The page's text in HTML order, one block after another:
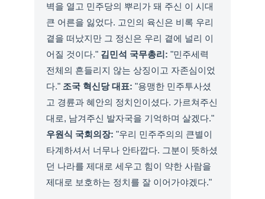
벽을 열고 민주당의 뿌리가 돼 주신 이 시대
큰 어른을 잃었다. 고인의 육신은 비록 우리
곁을 떠났지만 그 정신은 우리 곁에 널리 이
어질 것이다." 김민석 국무총리: "민주세력
전체의 흔들리지 않는 상징이고 자존심이었
다." 조국 혁신당 대표: "용맹한 민주투사셨
고 경륜과 혜안의 정치인이셨다. 가르쳐주신
대로, 남겨주신 발자국을 기억하며 살겠다."
우원식 국회의장: "우리 민주주의의 큰별이
타계하셔서 너무나 안타깝다. 그분이 뜻하셨
던 나라를 제대로 세우고 힘이 약한 사람을
제대로 보호하는 정치를 잘 이어가야겠다."